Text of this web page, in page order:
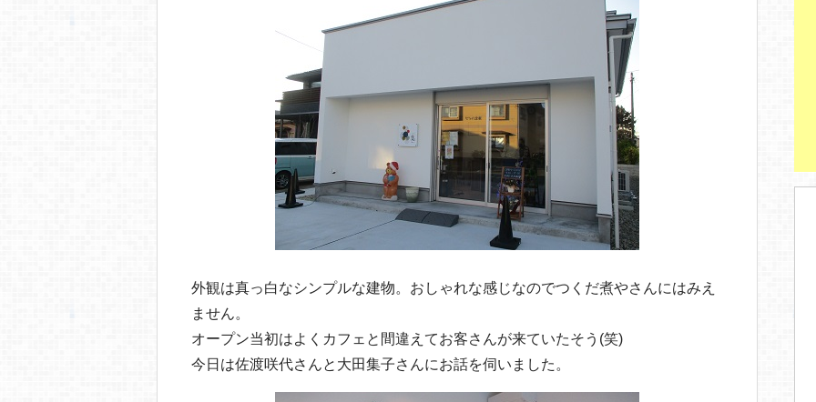
外観は真っ白なシンプルな建物。おしゃれな感じなのでつくだ煮やさんにはみえ
ません。
オープン当初はよくカフェと間違えてお客さんが来ていたそう(笑)
今日は佐渡咲代さんと大田集子さんにお話を伺いました。